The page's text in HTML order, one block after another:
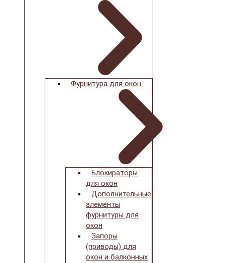
Фурнитура для окон
Блокираторы
для окон
Дополнительные
элементы
фурнитуры для
окон
Запоры
(приводы) для
окон и балконных